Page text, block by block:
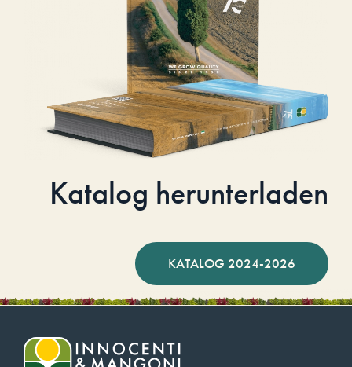
Katalog herunterladen
KATALOG 2024-2026